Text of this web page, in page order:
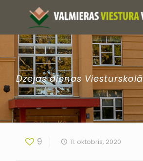
Dzejas dienas Viesturskolā
9 11. oktobris, 2020